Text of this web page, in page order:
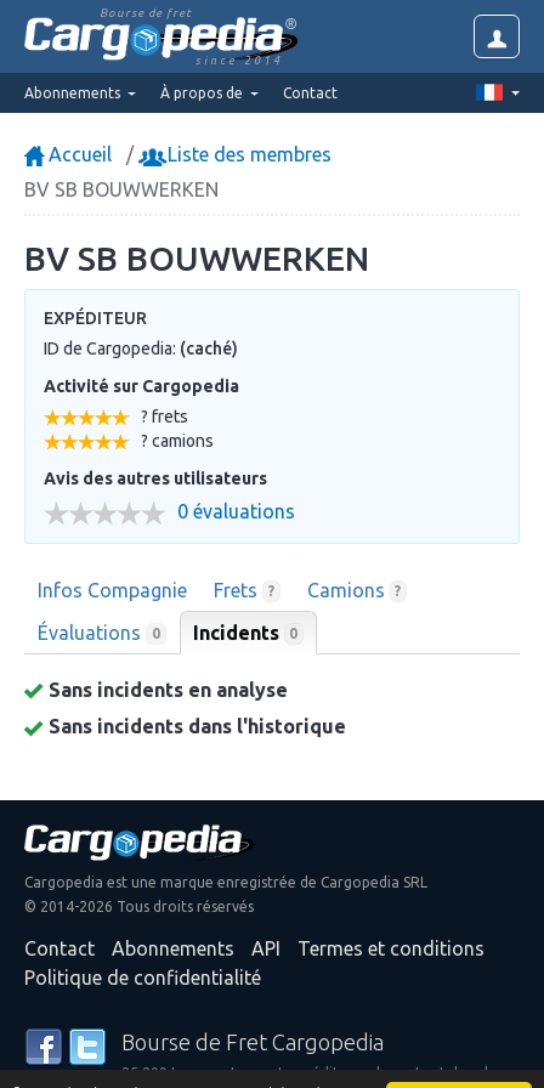
Bourse de fret
since 2014
Abonnements À propos de Contact
Accueil
Liste des membres
BV SB BOUWWERKEN
BV SB BOUWWERKEN
EXPÉDITEUR
ID de Cargopedia: (caché)
Activité sur Cargopedia
? frets
? camions
Avis des autres utilisateurs
0 évaluations
Infos Compagnie Frets ? Camions ?
Évaluations 0 Incidents 0
Sans incidents en analyse
Sans incidents dans l'historique
Cargopedia est une marque enregistrée de Cargopedia SRL
© 2014-2026 Tous droits réservés
Contact Abonnements API
Termes et conditions
Politique de confidentialité
Bourse de Fret Cargopedia
25 299 transporteurs et expéditeurs de partout dans le